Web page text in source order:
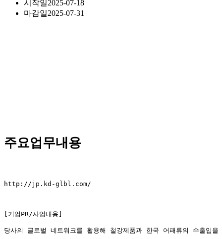
시작일2025-07-18
마감일2025-07-31
주요업무내용